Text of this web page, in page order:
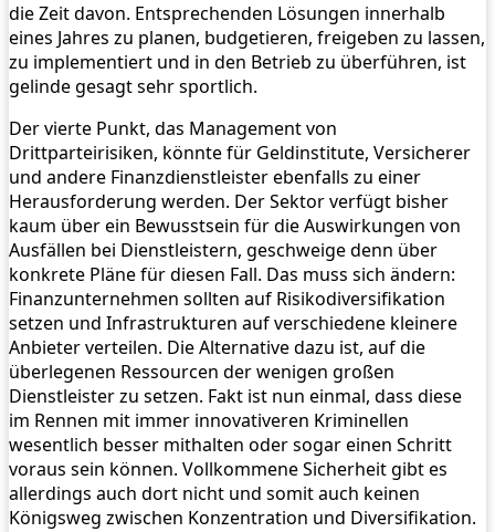
die Zeit davon. Entsprechenden Lösungen innerhalb
eines Jahres zu planen, budgetieren, freigeben zu lassen,
zu implementiert und in den Betrieb zu überführen, ist
gelinde gesagt sehr sportlich.
Der vierte Punkt, das Management von
Drittparteirisiken, könnte für Geldinstitute, Versicherer
und andere Finanzdienstleister ebenfalls zu einer
Herausforderung werden. Der Sektor verfügt bisher
kaum über ein Bewusstsein für die Auswirkungen von
Ausfällen bei Dienstleistern, geschweige denn über
konkrete Pläne für diesen Fall. Das muss sich ändern:
Finanzunternehmen sollten auf Risikodiversifikation
setzen und Infrastrukturen auf verschiedene kleinere
Anbieter verteilen. Die Alternative dazu ist, auf die
überlegenen Ressourcen der wenigen großen
Dienstleister zu setzen. Fakt ist nun einmal, dass diese
im Rennen mit immer innovativeren Kriminellen
wesentlich besser mithalten oder sogar einen Schritt
voraus sein können. Vollkommene Sicherheit gibt es
allerdings auch dort nicht und somit auch keinen
Königsweg zwischen Konzentration und Diversifikation.